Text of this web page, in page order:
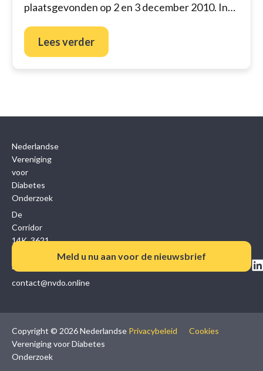
plaatsgevonden op 2 en 3 december 2010. In…
Lees verder
Nederlandse
Vereniging
voor
Diabetes
Onderzoek
De
Corridor
14K, 3621
Breukelen
contact@nvdo.online
Meld u nu aan voor de nieuwsbrief
Copyright © 2026 Nederlandse
Vereniging voor Diabetes
Onderzoek
Privacybeleid Cookies